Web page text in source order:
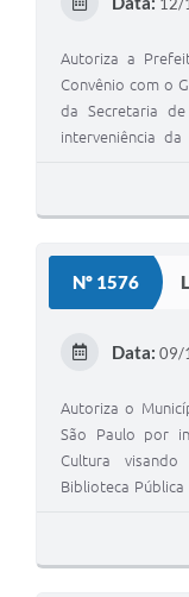
Autoriza a
Convênio com o
da Secretaria
interveniência
Reservatório
água, incluindo
Nº 1576
Data: 09/
Autoriza o
São Paulo por
Cultura
Biblioteca